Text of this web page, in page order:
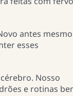
antes
esses
Nosso
e rotinas